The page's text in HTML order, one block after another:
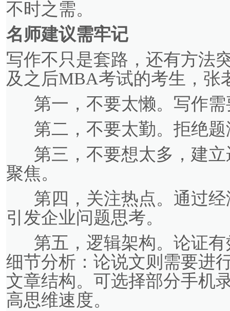
不时之需。
名师建议需牢记
写作不只是套路，还有方法
及之后MBA考试的考生，张
第一，不要太懒。写作需
第二，不要太勤。拒绝题
第三，不要想太多，建立
聚焦。
第四，关注热点。通过经
引发企业问题思考。
第五，逻辑架构。论证有
细节分析：论说文则需要进
文章结构。可选择部分手机
高思维速度。